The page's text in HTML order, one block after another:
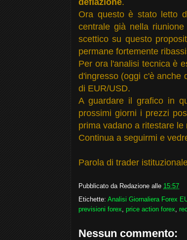
Ora questo è stato letto
centrale già nella
scettico su questo
permane fortemente
Per ora l'analisi tecnica è
d'ingresso (oggi c'è anche
di EUR/USD.
A guardare il grafico in
prossimi giorni i prezzi
prima vadano a ritestare
Continua a seguirmi e
Parola di trader
Pubblicato da Redazione alle 15:57
Etichette: Analisi Giornaliera Forex
previsioni forex price action forex
Nessun commento: